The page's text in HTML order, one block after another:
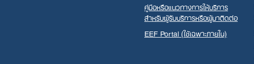
คู่มือหรือแนวทางการให้บริการ
สำหรับผู้รับบริการหรือผู้มาติดต่อ
EEF Portal (ใช้เฉพาะภายใน)